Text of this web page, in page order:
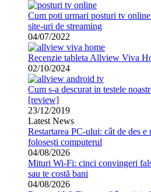
Cum poti urmari posturi tv
site-uri de streaming
04/07/2022
Recenzie tableta Allview Viva
02/10/2024
Cum s-a descurat in testele
[review]
23/12/2019
Latest News
Restartarea PC-ului: cât de des
folosești computerul
04/08/2026
Mituri Wi-Fi: cinci convingeri
sau te costă bani
04/08/2026